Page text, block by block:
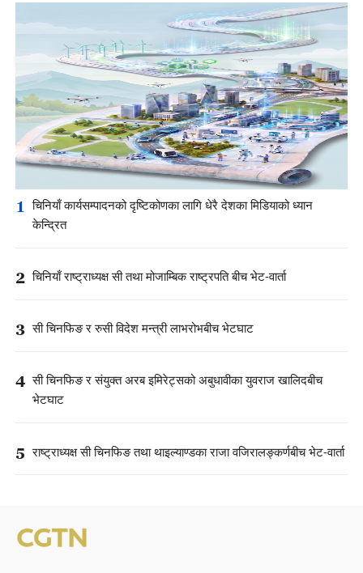
1 चिनियाँ कार्यसम्पादनको दृष्टिकोणका लागि धेरै देशका मिडियाको ध्यान
केन्द्रित
2 चिनियाँ राष्ट्राध्यक्ष सी तथा मोजाम्बिक राष्ट्रपति बीच भेट-वार्ता
3 सी चिनफिङ र रुसी विदेश मन्त्री लाभरोभबीच भेटघाट
4 सी चिनफिङ र संयुक्त अरब इमिरेट्सको अबुधावीका युवराज खालिदबीच
भेटघाट
5 राष्ट्राध्यक्ष सी चिनफिङ तथा थाइल्याण्डका राजा वजिरालङ्कर्णबीच भेट-वार्ता